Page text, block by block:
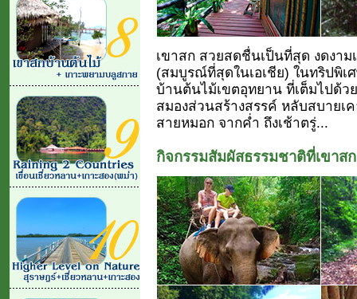
เขาสก สวยสดชื่นเป็นที่สุด งดงา
(สมบูรณ์ที่สุดในเอเชีย) ในทริปพิเ
บ้านต้นไม้เขตอุทยาน ที่เต็มไปด้
สมองส่วนสร้างสรรค์ หลับสบายเ
สายหมอก จากค่ำ ถึงเช้าตรู่...
กิจกรรมสัมผัสธรรมชาติที่เขาส